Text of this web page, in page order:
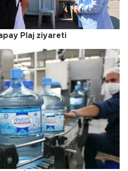
Plaj ziyareti